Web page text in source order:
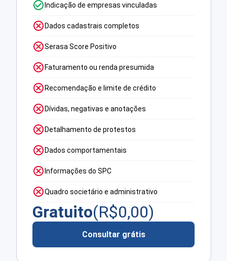
Indicação de empresas vinculadas
Dados cadastrais completos
Serasa Score Positivo
Faturamento ou renda presumida
Recomendação e limite de crédito
Dívidas, negativas e anotações
Detalhamento de protestos
Dados comportamentais
Informações do SPC
Quadro societário e administrativo
Gratuito(R$0,00)
Consultar grátis